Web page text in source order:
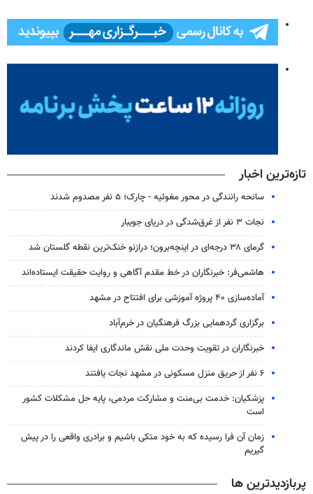
تازه‌ترین اخبار
سانحه رانندگی در محور مغوئیه - چارک؛ ۵ نفر مصدوم شدند
نجات ۳ نفر از غرق‌شدگی در دریای جویبار
گرمای ۳۸ درجه‌ای در اینچه‌برون؛ درازنو خنک‌ترین نقطه گلستان شد
هاشمی‌فر​​​​​​​: خبرنگاران در خط مقدم آگاهی و روایت حقیقت ایستاده‌اند
آماده‌سازی ۴۰ پروژه آموزشی برای افتتاح در مشهد
برگزاری گردهمایی بزرگ فرهنگیان در خرم‌آباد
خبرنگاران در تقویت وحدت ملی نقش ماندگاری ایفا کردند
۶ نفر از حریق منزل مسکونی در مشهد نجات یافتند
پزشکیان: خدمت بی‌منت و مشارکت مردمی، پایه حل مشکلات کشور
است
زمان آن فرا رسیده که به خود متکی باشیم و برادری واقعی را در پیش
گیریم
پربازدیدترین ها